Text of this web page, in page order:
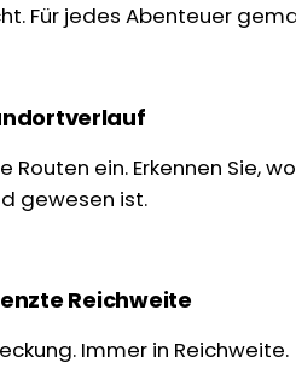
Für jedes Abenteuer
Routen ein. Erkennen Sie,
gewesen ist.
Reichweite
Immer in Reichweite.